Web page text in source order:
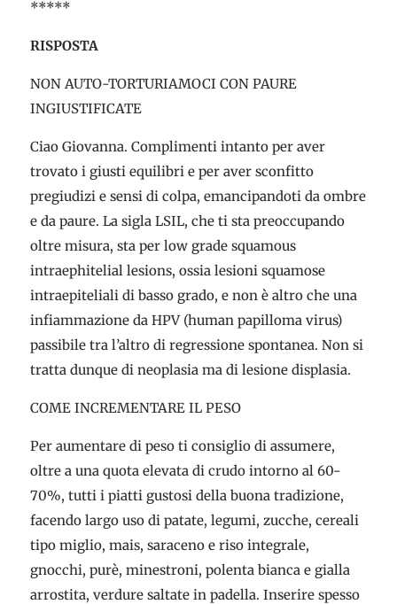
*****
RISPOSTA
NON AUTO-TORTURIAMOCI CON PAURE
INGIUSTIFICATE
Ciao Giovanna. Complimenti intanto per aver
trovato i giusti equilibri e per aver sconfitto
pregiudizi e sensi di colpa, emancipandoti da ombre
e da paure. La sigla LSIL, che ti sta preoccupando
oltre misura, sta per low grade squamous
intraephitelial lesions, ossia lesioni squamose
intraepiteliali di basso grado, e non è altro che una
infiammazione da HPV (human papilloma virus)
passibile tra l’altro di regressione spontanea. Non si
tratta dunque di neoplasia ma di lesione displasia.
COME INCREMENTARE IL PESO
Per aumentare di peso ti consiglio di assumere,
oltre a una quota elevata di crudo intorno al 60-
70%, tutti i piatti gustosi della buona tradizione,
facendo largo uso di patate, legumi, zucche, cereali
tipo miglio, mais, saraceno e riso integrale,
gnocchi, purè, minestroni, polenta bianca e gialla
arrostita, verdure saltate in padella. Inserire spesso